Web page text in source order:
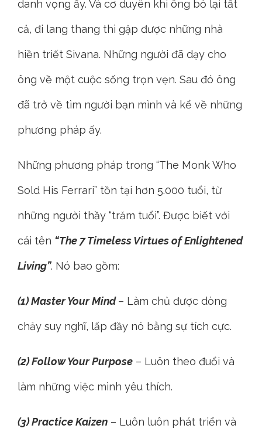
danh vọng ấy. Và cơ duyên khi ông bỏ lại tất
cả, đi lang thang thì gặp được những nhà
hiền triết Sivana. Những người đã dạy cho
ông về một cuộc sống trọn vẹn. Sau đó ông
đã trở về tìm người bạn mình và kể về những
phương pháp ấy.
Những phương pháp trong “The Monk Who
Sold His Ferrari” tồn tại hơn 5.000 tuổi, từ
những người thầy “trăm tuổi”. Được biết với
cái tên “The 7 Timeless Virtues of Enlightened
Living”. Nó bao gồm:
(1) Master Your Mind– Làm chủ được dòng
chảy suy nghĩ, lấp đầy nó bằng sự tích cực.
(2) Follow Your Purpose – Luôn theo đuổi và
làm những việc mình yêu thích.
(3) Practice Kaizen – Luôn luôn phát triển và